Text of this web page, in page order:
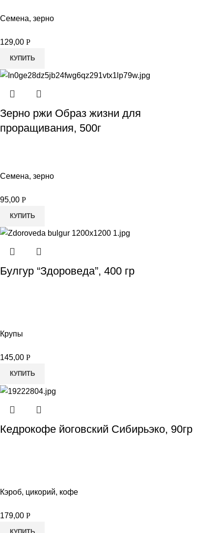
Семена, зерно
129,00 Р
КУПИТЬ
Зерно ржи Образ жизни для
проращивания, 500г
Семена, зерно
95,00 Р
КУПИТЬ
Булгур “Здороведа”, 400 гр
Крупы
145,00 Р
КУПИТЬ
Кедрокофе йоговский Сибирьэко, 90гр
Кэроб, цикорий, кофе
179,00 Р